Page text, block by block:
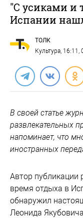
"С усиками и
Испании
ТОЛК
Культура, 16:11,
В своей статье
развлекательных
напоминает, что
иностранных
Автор публикации
время отдыха в
обнаружил
Леонида